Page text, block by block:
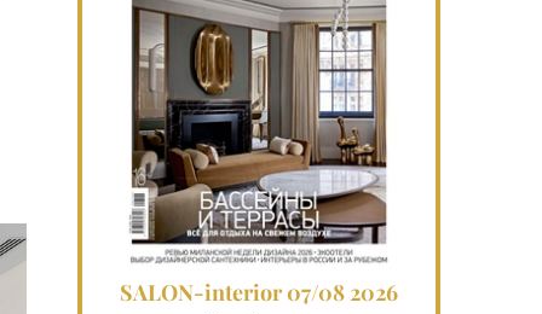
SALON-interior 07/08 2026